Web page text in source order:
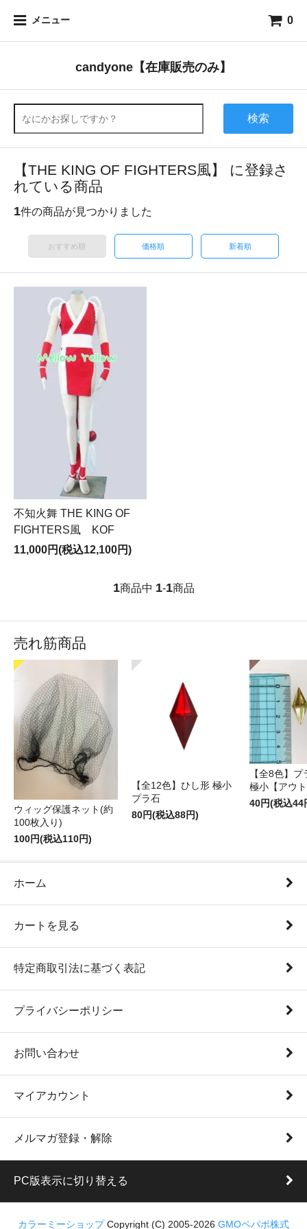
メニュー 0
candyone【在庫販売のみ】
検索
【THE KING OF FIGHTERS風】 に登録さ
れている商品
1件の商品が見つかりました
おすすめ順 価格順 新着順
不知火舞 THE KING OF
FIGHTERS風 KOF
11,000円(税込12,100円)
1商品中 1-1商品
売れ筋商品
ウィッグ保護ネット(約
100枚入り)
100円(税込110円)
【全12色】ひし形 極小
プラ石
80円(税込88円)
【全8色】
極小【アウ
40円(税込44
ホーム
カートを見る
特定商取引法に基づく表記
プライバシーポリシー
お問い合わせ
マイアカウント
メルマガ登録・解除
PC版表示に切り替える
カラーミーショップ Copyright (C) 2005-2026 GMOペパボ株式